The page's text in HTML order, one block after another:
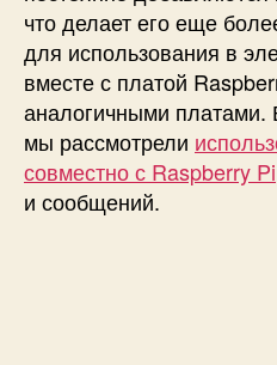
что делает его еще
для использования в
вместе с платой
аналогичными
мы рассмотрели
совместно с Raspberry Pi
и сообщений.